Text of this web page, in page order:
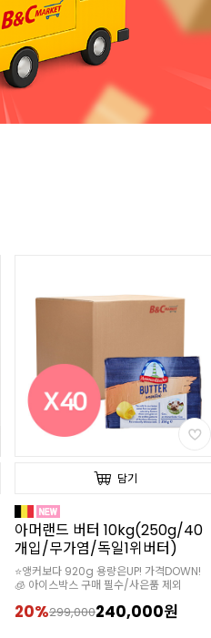
05
담기
미니 화이트 펄프 도시락 (50개
입/125*125*86)
125*125*86(넓은면)/75*75*86(바닥면)
30%6,0004,190원